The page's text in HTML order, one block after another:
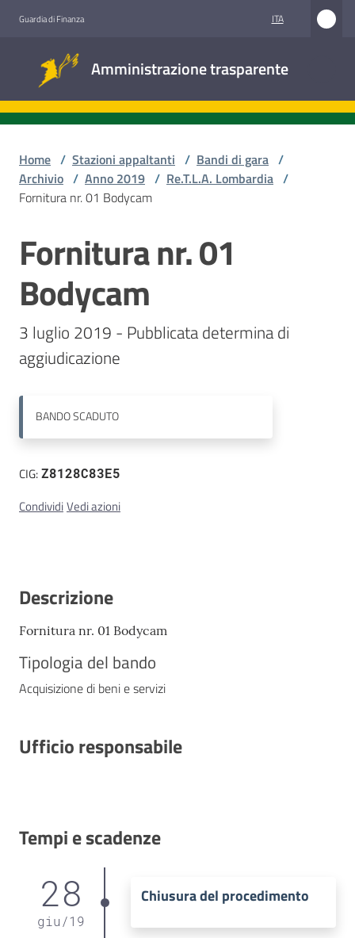
Guardia di Finanza ITA
Amministrazione trasparente
trasparente
Stazioni
appaltanti
Contatti
Home / Stazioni appaltanti / Bandi di gara /
Archivio / Anno 2019 / Re.T.L.A. Lombardia /
Fornitura nr. 01 Bodycam
Salta al contenuto
Fornitura nr. 01
Bodycam
3 luglio 2019 - Pubblicata determina di
aggiudicazione
BANDOSCADUTO
CIG:Z8128C83E5
CondividiVedi azioni
Descrizione
Fornitura nr. 01 Bodycam
Tipologia del bando
Acquisizione di beni e servizi
Ufficio responsabile
Tempi e scadenze
28
giu /19
Chiusura del procedimento